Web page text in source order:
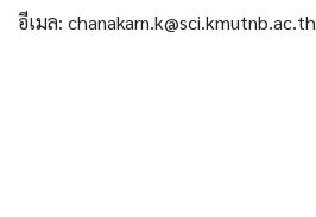
อีเมล: chanakarn.k@sci.kmutnb.ac.th